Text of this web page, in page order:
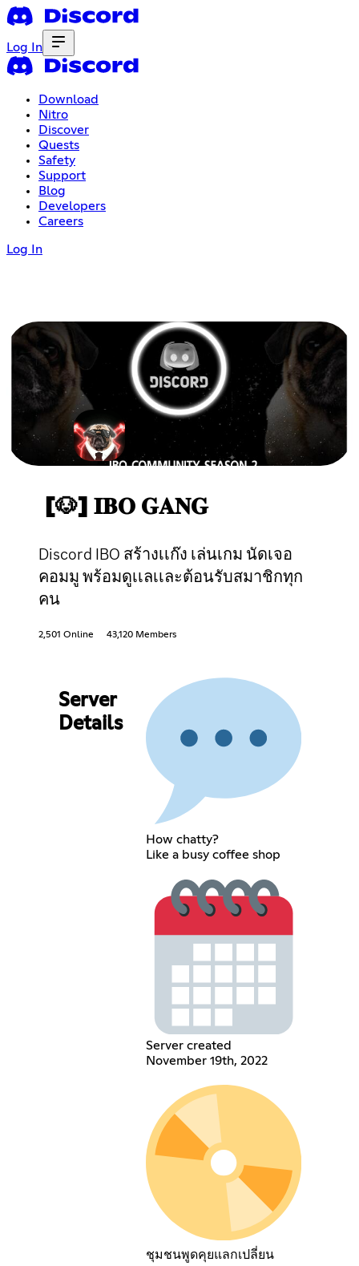
Log In
Download
Nitro
Discover
Quests
Safety
Support
Blog
Developers
Careers
Log In
[🐶] 𝐈𝐁𝐎 𝐆𝐀𝐍𝐆
Discord IBO สร้างเเก๊ง เล่นเกม นัดเจอ
คอมมู พร้อมดูเเลเเละต้อนรับสมาชิกทุก
คน
2,501 Online 43,120 Members
Server
Details
How chatty?
Like a busy coffee shop
Server created
November 19th, 2022
ชุมชนพูดคุยแลกเปลี่ยน